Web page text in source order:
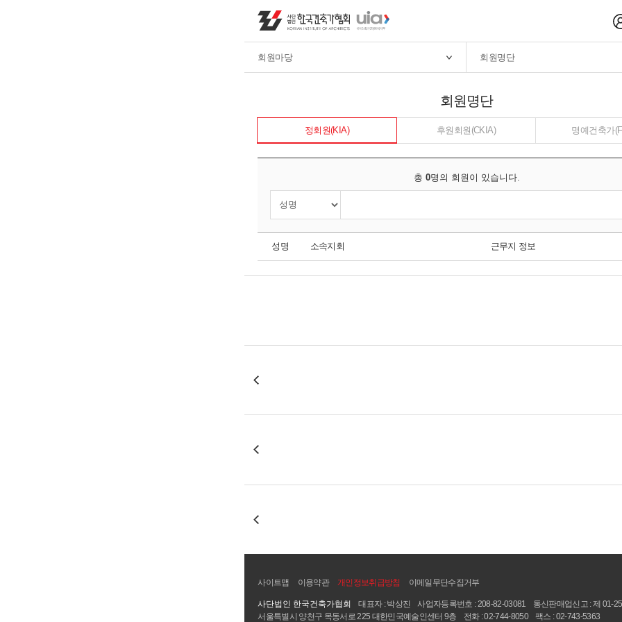
회원마당 회원명단
회원명단
정회원(KIA) 후원회원(CKIA) 명예건축가
총 0명의 회원이 있습니다.
성명 소속지회 근무지 정보
사이트맵 이용약관 개인정보취급방침 이메일무단수집거부
사단법인 한국건축가협회 대표자 : 박상진 사업자등록번호 : 208-82-03081
통신판매업신고 : 제 01-
서울특별시 양천구 목동서로 225 대한민국예술인센터 9층
전화 : 02-744-8050 팩스 : 02-743-5363